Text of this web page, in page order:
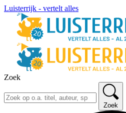
Luisterrijk - vertelt alles
Zoek
Zoek